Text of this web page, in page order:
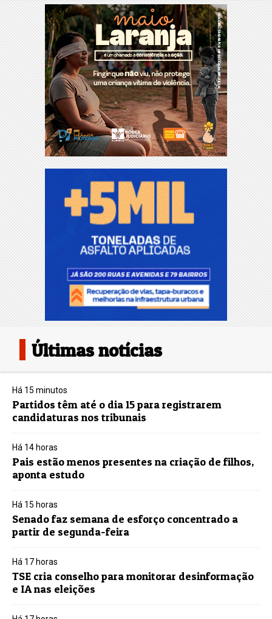
Últimas notícias
Há 15 minutos
Partidos têm até o dia 15 para registrarem
candidaturas nos tribunais
Há 14 horas
Pais estão menos presentes na criação de filhos,
aponta estudo
Há 15 horas
Senado faz semana de esforço concentrado a
partir de segunda-feira
Há 17 horas
TSE cria conselho para monitorar desinformação
e IA nas eleições